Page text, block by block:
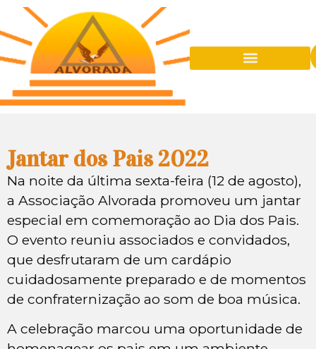
Jantar dos Pais 2022
Na noite da última sexta-feira (12 de agosto),
a Associação Alvorada promoveu um jantar
especial em comemoração ao Dia dos Pais.
O evento reuniu associados e convidados,
que desfrutaram de um cardápio
cuidadosamente preparado e de momentos
de confraternização ao som de boa música.
A celebração marcou uma oportunidade de